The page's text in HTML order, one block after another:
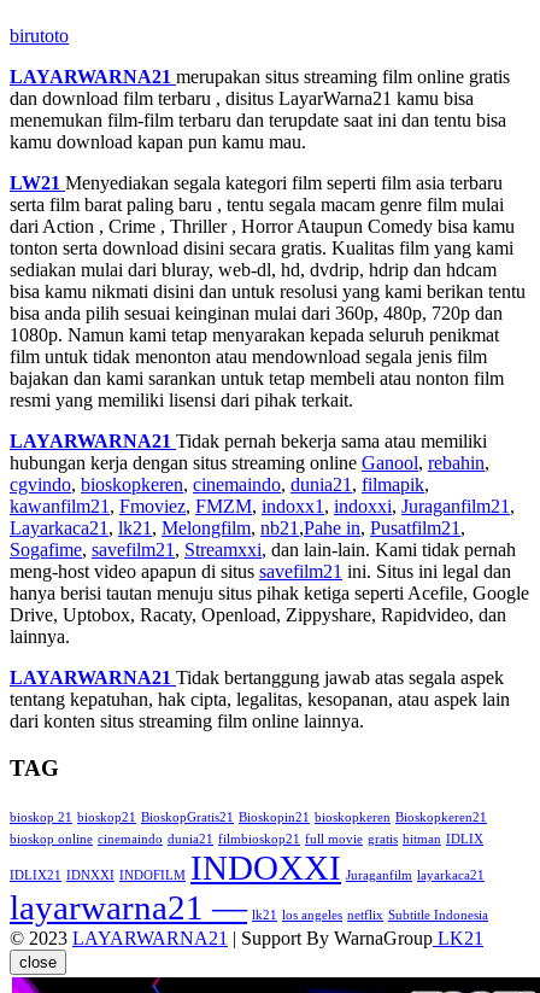
birutoto
LAYARWARNA21 merupakan situs streaming film online gratis
dan download film terbaru , disitus LayarWarna21 kamu bisa
menemukan film-film terbaru dan terupdate saat ini dan tentu bisa
kamu download kapan pun kamu mau.
LW21 Menyediakan segala kategori film seperti film asia terbaru
serta film barat paling baru , tentu segala macam genre film mulai
dari Action , Crime , Thriller , Horror Ataupun Comedy bisa kamu
tonton serta download disini secara gratis. Kualitas film yang kami
sediakan mulai dari bluray, web-dl, hd, dvdrip, hdrip dan hdcam
bisa kamu nikmati disini dan untuk resolusi yang kami berikan tentu
bisa anda pilih sesuai keinginan mulai dari 360p, 480p, 720p dan
1080p. Namun kami tetap menyarakan kepada seluruh penikmat
film untuk tidak menonton atau mendownload segala jenis film
bajakan dan kami sarankan untuk tetap membeli atau nonton film
resmi yang memiliki lisensi dari pihak terkait.
LAYARWARNA21 Tidak pernah bekerja sama atau memiliki
hubungan kerja dengan situs streaming online Ganool, rebahin,
cgvindo, bioskopkeren, cinemaindo, dunia21 , filmapik,
kawanfilm21 , Fmoviez, FMZM, indoxx1 , indoxxi, Juraganfilm21 ,
Layarkaca21 , lk21 , Melongfilm, nb21 ,Pahe in, Pusatfilm21 ,
Sogafime, savefilm21 , Streamxxi, dan lain-lain. Kami tidak pernah
meng-host video apapun di situs savefilm21 ini. Situs ini legal dan
hanya berisi tautan menuju situs pihak ketiga seperti Acefile, Google
Drive, Uptobox, Racaty, Openload, Zippyshare, Rapidvideo, dan
lainnya.
LAYARWARNA21 Tidak bertanggung jawab atas segala aspek
tentang kepatuhan, hak cipta, legalitas, kesopanan, atau aspek lain
dari konten situs streaming film online lainnya.
TAG
bioskop 21 bioskop21 BioskopGratis21 Bioskopin21 bioskopkeren Bioskopkeren21
bioskop online cinemaindo dunia21 filmbioskop21 full movie gratis hitman IDLIX
IDLIX21 IDNXXI INDOFILM INDOXXI Juraganfilm layarkaca21
layarwarna21 — lk21 los angeles netflix Subtitle Indonesia
© 2023 LAYARWARNA21 | Support By WarnaGroup LK21
close